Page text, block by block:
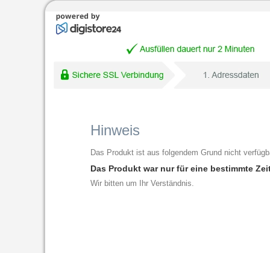
Hinweis
Das Produkt ist aus folgendem Grund nicht
Das Produkt war nur für eine bestimmte
Wir bitten um Ihr Verständnis.